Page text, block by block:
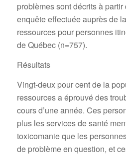
problèmes sont décrits à partir
enquête effectuée auprès de
ressources pour personnes
de Québec (n=757).
Résultats
Vingt-deux pour cent de la
ressources a éprouvé des
cours d’une année. Ces
plus les services de santé
toxicomanie que les
de problème en question, et